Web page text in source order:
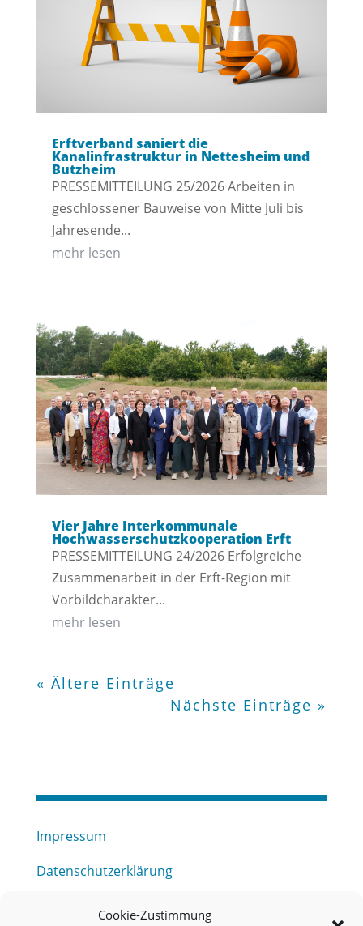
Cookie-Zustimmung
Erftverband saniert die
Kanalinfrastruktur in Nettesheim und
Butzheim
PRESSEMITTEILUNG 25/2026 Arbeiten in
geschlossener Bauweise von Mitte Juli bis
Jahresende...
mehr lesen
Vier Jahre Interkommunale
Hochwasserschutzkooperation Erft
PRESSEMITTEILUNG 24/2026 Erfolgreiche
Zusammenarbeit in der Erft-Region mit
Vorbildcharakter...
mehr lesen
« Ältere Einträge
Nächste Einträge »
Impressum
Datenschutzerklärung
Haftungsausschluss